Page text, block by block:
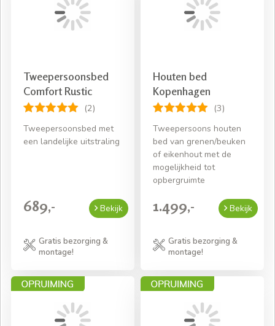
Tweepersoonsbed
Comfort Rustic
(2)
Tweepersoonsbed met
een landelijke uitstraling
689,- Bekijk
Gratis bezorging &
montage!
Houten bed
Kopenhagen
(3)
Tweepersoons houten
bed van grenen/beuken
of eikenhout met de
mogelijkheid tot
opbergruimte
1.499,- Bekijk
Gratis bezorging &
montage!